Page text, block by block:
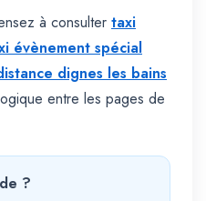
à consulter taxi
évènement spécial
dignes les bains
entre les pages de
?